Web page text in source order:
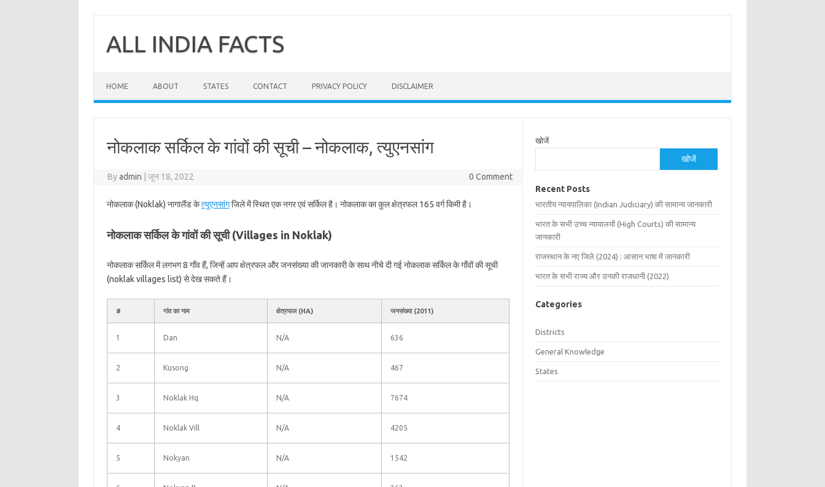
contentALL INDIA FACTS
HOME ABOUT STATES CONTACT PRIVACY POLICY DISCLAIMER
नोकलाक सर्किल के गांवों की सूची – नोकलाक, त्युएनसांग
Byadmin जून 18, 2022 0 Comment
नोकलाक (Noklak) नागालैंड केत्युएनसांगजिले में स्थित एक नगर एवं सर्किल है। नोकलाक का कुल क्षेत्रफल 165 वर्ग किमी है।
नोकलाक सर्किल के गांवों की सूची (Villages in Noklak)
नोकलाक सर्किल में लगभग 8 गाँव हैं, जिन्हें आप क्षेत्रफल और जनसंख्या की जानकारी के साथ नीचे दी गई नोकलाक सर्किल के गाँवों की सूची
(noklak villages list) से देख सकते हैं।
# गांव का नाम क्षेत्रफल (HA) जनसंख्या (2011)
1 Dan N/A 636
2 Kusong N/A 467
3 Noklak Hq N/A 7674
4 Noklak Vill N/A 4205
5 Nokyan N/A 1542
खोजें
खोजें
Recent Posts
भारतीय न्यायपालिका (Indian Judiciary) की सामान्य जानकारी
भारत के सभी उच्च न्यायालयों (High Courts) की सामान्य
जानकारी
राजस्थान के नए जिले (2024) : आसान भाषा में जानकारी
भारत के सभी राज्य और उनकी राजधानी (2022)
Categories
Districts
General Knowledge
States